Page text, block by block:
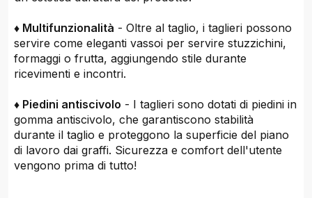
♦ Multifunzionalità - Oltre al taglio, i taglieri possono
servire come eleganti vassoi per servire stuzzichini,
formaggi o frutta, aggiungendo stile durante
ricevimenti e incontri.
♦ Piedini antiscivolo - I taglieri sono dotati di piedini in
gomma antiscivolo, che garantiscono stabilità
durante il taglio e proteggono la superficie del piano
di lavoro dai graffi. Sicurezza e comfort dell'utente
vengono prima di tutto!